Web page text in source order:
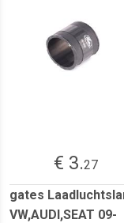
€ 3.27
gates
VW,AUDI,SEAT 09-